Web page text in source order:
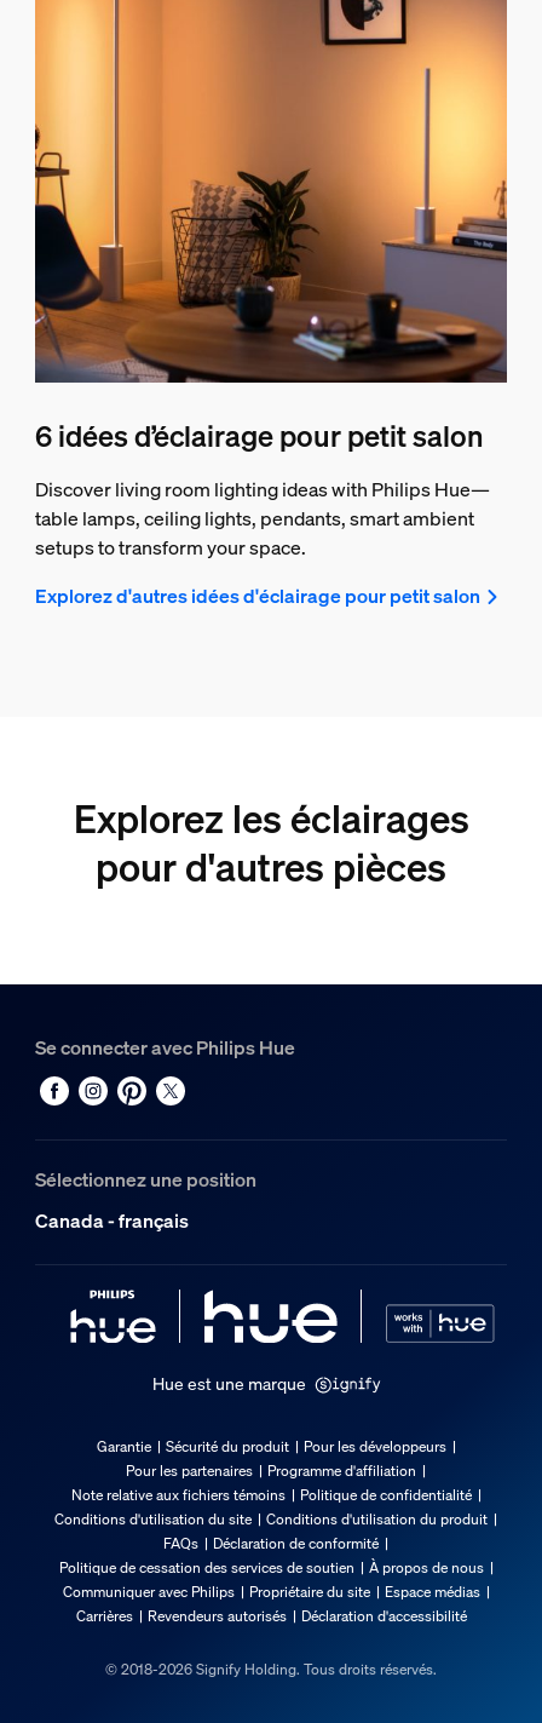
6 idées d’éclairage pour petit salon
Discover living room lighting ideas with Philips Hue—
table lamps, ceiling lights, pendants, smart ambient
setups to transform your space.
Explorez d'autres idées d'éclairage pour petit salon
Explorez les éclairages
pour d'autres pièces
Se connecter avec Philips Hue
Sélectionnez une position
Canada - français
Hue est une marque
Garantie Sécurité du produit
Pour les développeurs
Pour les partenaires
Programme d'affiliation
Note relative aux fichiers témoins
Politique de confidentialité
Conditions d'utilisation du site
Conditions d'utilisation du produit
FAQs
Déclaration de conformité
Politique de cessation des services de soutien
À propos de nous
Communiquer avec Philips
Propriétaire du site
Espace médias
Carrières
Revendeurs autorisés Déclaration d'accessibilité
© 2018-2026 Signify Holding. Tous droits réservés.